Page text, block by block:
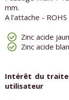
mm.
A l'attache - ROHS
Zinc acide
Zinc acide
Intérêt du
utilisateur